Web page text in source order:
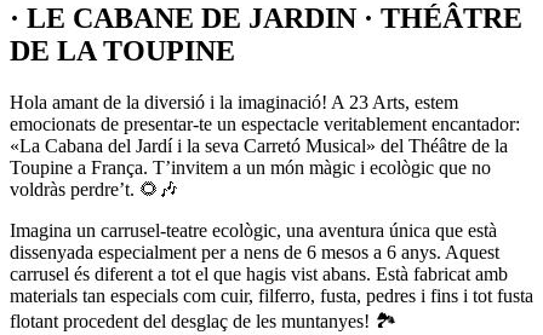
· LE CABANE DE JARDIN · THÉÂTRE
DE LA TOUPINE
Hola amant de la diversió i la imaginació! A 23 Arts, estem
emocionats de presentar-te un espectacle veritablement encantador:
«La Cabana del Jardí i la seva Carretó Musical» del Théâtre de la
Toupine a França. T’invitem a un món màgic i ecològic que no
voldràs perdre’t. 🌻🎶
Imagina un carrusel-teatre ecològic, una aventura única que està
dissenyada especialment per a nens de 6 mesos a 6 anys. Aquest
carrusel és diferent a tot el que hagis vist abans. Està fabricat amb
materials tan especials com cuir, filferro, fusta, pedres i fins i tot fusta
flotant procedent del desglaç de les muntanyes! 🏞️